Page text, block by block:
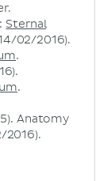
Sternal
02/2016).
.
.
Anatomy
2016).